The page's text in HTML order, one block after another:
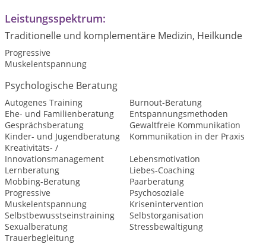
Leistungsspektrum:
Traditionelle und komplementäre Medizin, Heilkunde
Progressive
Muskelentspannung
Psychologische Beratung
Autogenes Training
Burnout-Beratung
Ehe- und Familienberatung
Entspannungsmethoden
Gesprächsberatung
Gewaltfreie Kommunikation
Kinder- und Jugendberatung
Kommunikation in der Praxis
Kreativitäts- /
Innovationsmanagement
Lebensmotivation
Lernberatung
Liebes-Coaching
Mobbing-Beratung
Paarberatung
Progressive
Muskelentspannung
Psychosoziale
Krisenintervention
Selbstbewusstseinstraining
Selbstorganisation
Sexualberatung
Stressbewältigung
Trauerbegleitung